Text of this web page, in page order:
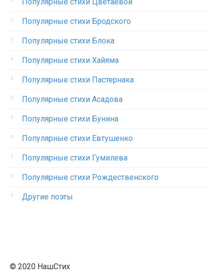
Популярные стихи Бродского
Популярные стихи Блока
Популярные стихи Хайяма
Популярные стихи Пастернака
Популярные стихи Асадова
Популярные стихи Бунина
Популярные стихи Евтушенко
Популярные стихи Гумилева
Популярные стихи Рождественского
Другие поэты
© 2020 НашСтих